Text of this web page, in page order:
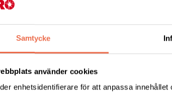
Samtycke
använder cookies
enhetsidentifierare för att anpassa
Nästa steg mot en mer
Jämlik hälsa - yttrande